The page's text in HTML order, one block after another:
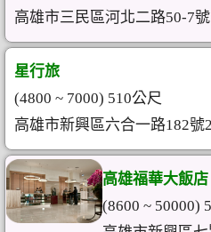
高雄市三民區河北二路50-7號
星行旅
(4800 ~ 7000) 510公尺
高雄市新興區六合一路182號
高雄福華大飯店
(8600 ~ 50000)